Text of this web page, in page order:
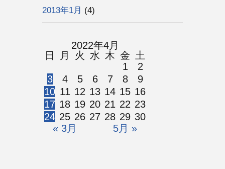
2013年1月 (4)
2022年4月
日
月 火 水 木 金 土
« 3月 5月 »
1
2
3
4 5 6 7 8
9
10 11 12 13 14 15 16
17 18 19 20 21 22 23
24 25 26 27 28 29 30